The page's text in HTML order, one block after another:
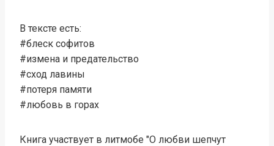
В тексте есть:
#блеск софитов
#измена и предательство
#сход лавины
#потеря памяти
#любовь в горах
Книга участвует в литмобе "О любви шепчут